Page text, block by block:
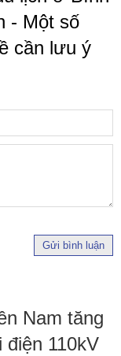
- Một số
cần lưu ý
Gửi bình luận
Nam tăng
110kV